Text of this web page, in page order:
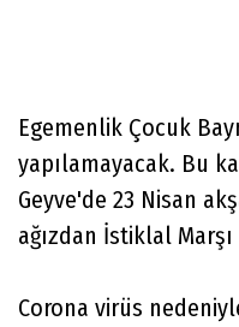
Egemenlik Çocuk
yapılamayacak. Bu
Geyve'de 23 Nisan
ağızdan İstiklal
Corona virüs